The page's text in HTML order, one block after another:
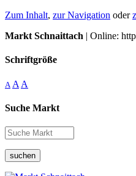
Zum Inhalt, zur Navigation oder
Markt Schnaittach | Online:
Schriftgröße
A A A
Suche Markt
suchen